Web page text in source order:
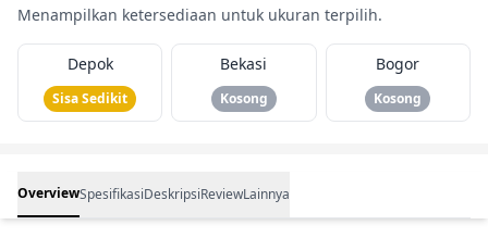
Menampilkan ketersediaan untuk ukuran terpilih.
Depok
Sisa Sedikit
Bekasi
Kosong
Bogor
Kosong
OverviewSpesifikasiDeskripsiReviewLainnya